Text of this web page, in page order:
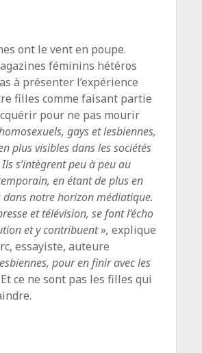
ont le vent en poupe.
féminins hétéros
à présenter l’expérience
filles comme faisant partie
pour ne pas mourir
gays et lesbiennes,
plus visibles dans les sociétés
s’intègrent peu à peu au
en étant de plus en
dans notre horizon médiatique.
et télévision, se font l’écho
et y contribuent », explique
essayiste, auteure
pour en finir avec les
ce ne sont pas les filles qui